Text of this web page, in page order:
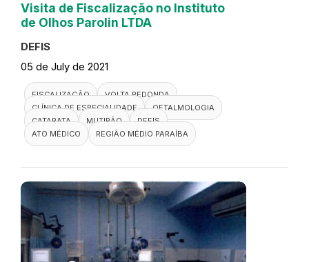
Visita de Fiscalização no Instituto
de Olhos Parolin LTDA
DEFIS
05 de July de 2021
FISCALIZAÇÃO
VOLTA REDONDA
CLÍNICA DE ESPECIALIDADE
OFTALMOLOGIA
CATARATA
MUTIRÃO
DEFIS
ATO MÉDICO
REGIÃO MÉDIO PARAÍBA